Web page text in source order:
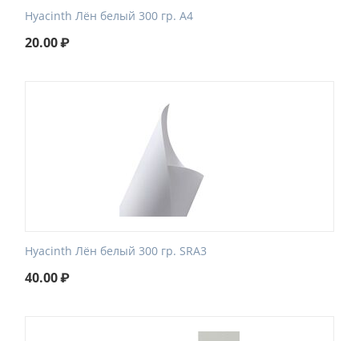
Hyacinth Лён белый 300 гр. A4
20.00₽
Hyacinth Лён белый 300 гр. SRA3
40.00₽